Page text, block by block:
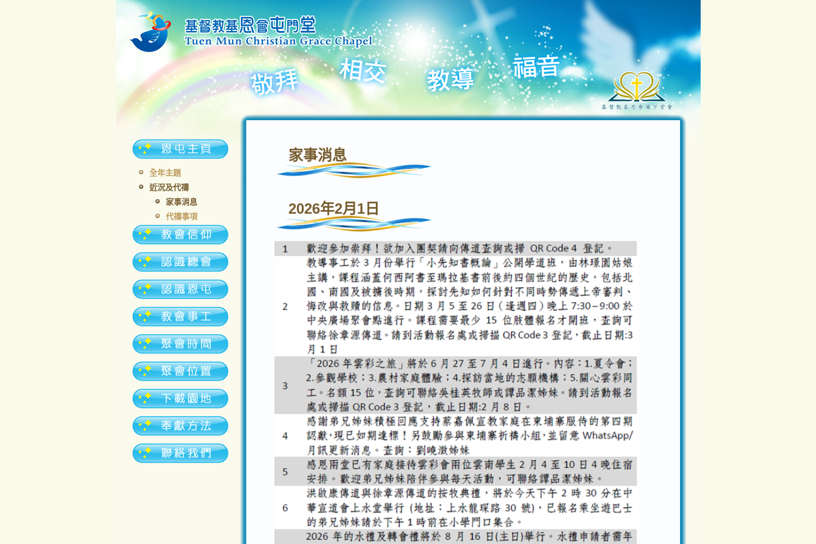
全年主題
近況及代禱
家事消息
代禱事項
家事消息
2026年2月1日